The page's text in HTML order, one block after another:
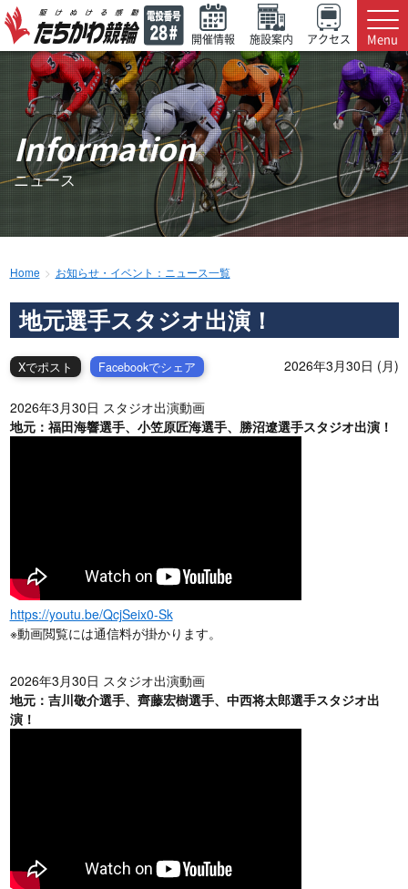
開催情報 施設案内 アクセス Menu
Information
ニュース
Home お知らせ・イベント：ニュース一覧
地元選手スタジオ出演！
Xでポスト Facebookでシェア 2026年3月30日 (月)
2026年3月30日 スタジオ出演動画
地元：福田海響選手、小笠原匠海選手、勝沼遼選手スタジオ出演！
https://youtu.be/QcjSeix0-Sk
※動画閲覧には通信料が掛かります。
2026年3月30日 スタジオ出演動画
地元：吉川敬介選手、齊藤宏樹選手、中西将太郎選手スタジオ出
演！